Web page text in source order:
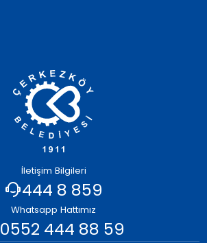
İletişim Bilgileri
444 8 859
Whatsapp Hattımız
0552 444 88 59